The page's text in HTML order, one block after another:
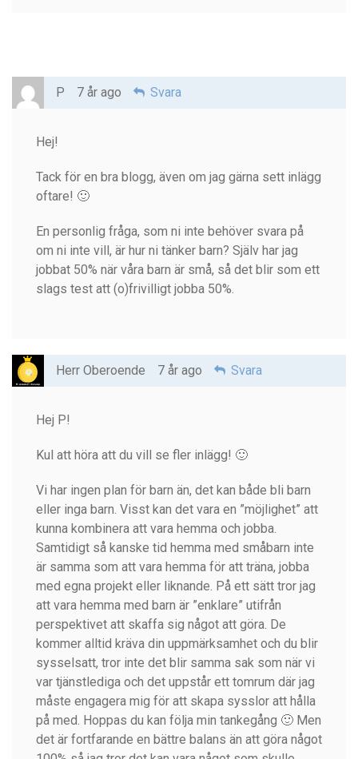
P 7 år ago Svara
Hej!
Tack för en bra blogg, även om jag gärna sett inlägg
oftare! 🙂
En personlig fråga, som ni inte behöver svara på
om ni inte vill, är hur ni tänker barn? Själv har jag
jobbat 50% när våra barn är små, så det blir som ett
slags test att (o)frivilligt jobba 50%.
Herr Oberoende 7 år ago Svara
Hej P!
Kul att höra att du vill se fler inlägg! 🙂
Vi har ingen plan för barn än, det kan både bli barn
eller inga barn. Visst kan det vara en ”möjlighet” att
kunna kombinera att vara hemma och jobba.
Samtidigt så kanske tid hemma med småbarn inte
är samma som att vara hemma för att träna, jobba
med egna projekt eller liknande. På ett sätt tror jag
att vara hemma med barn är ”enklare” utifrån
perspektivet att skaffa sig något att göra. De
kommer alltid kräva din uppmärksamhet och du blir
sysselsatt, tror inte det blir samma sak som när vi
var tjänstlediga och det uppstår ett tomrum där jag
måste engagera mig för att skapa sysslor att hålla
på med. Hoppas du kan följa min tankegång 🙂 Men
det är fortfarande en bättre balans än att göra något